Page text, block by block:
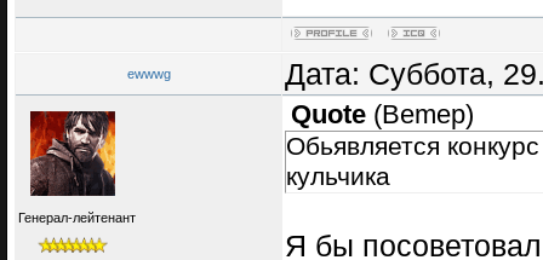
ewwwg Дата: Суббота,
Генерал-лейтенант
Quote (Bemep)
Обьявляется
кульчика
Я бы